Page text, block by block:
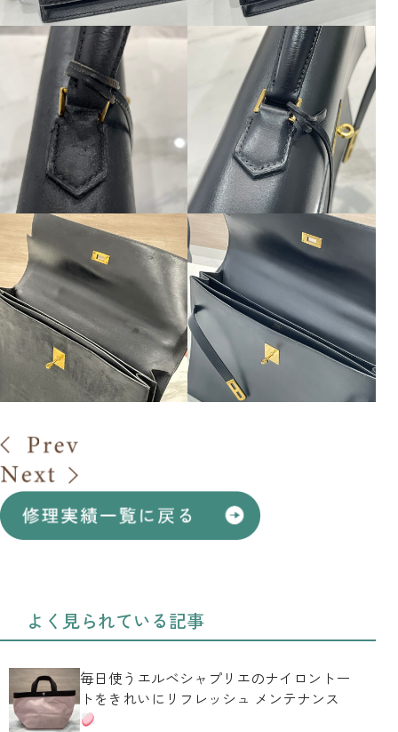
よく見られている記事
毎日使うエルベシャプリエのナイロントー
トをきれいにリフレッシュ メンテナンス